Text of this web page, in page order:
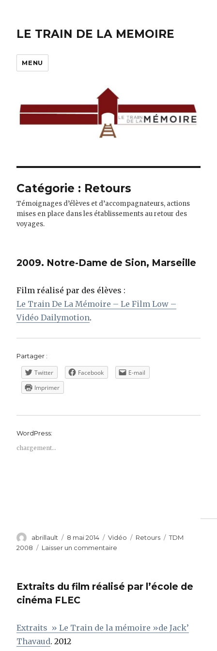
LE TRAIN DE LA MEMOIRE
MENU
Catégorie : Retours
Témoignages d’élèves et d’accompagnateurs, actions
mises en place dans les établissements au retour des
voyages.
2009. Notre-Dame de Sion, Marseille
Film réalisé par des élèves :
Le Train De La Mémoire – Le Film Low –
Vidéo Dailymotion.
Partager :
Twitter Facebook
E-mail
Imprimer
WordPress:
chargement…
Auteur
abrillault
Publié
le
8 mai 2014 Format
Vidéo Catégories
Retours Étiquettes
TDM
2008
Laisser un commentaire
de
Extraits du film réalisé par l’école de
cinéma FLEC
Extraits » Le Train de la mémoire »de Jack’
Thavaud. 2012